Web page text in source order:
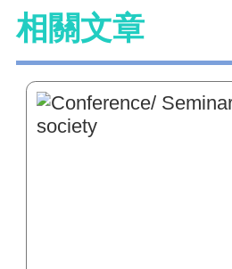
相關文章